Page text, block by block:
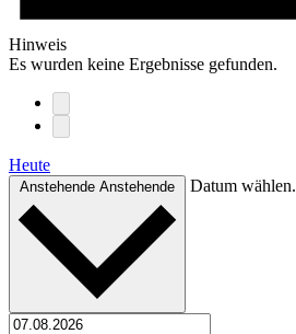
Hinweis
Es wurden keine Ergebnisse gefunden.
Heute
Anstehende Anstehende Datum wählen.